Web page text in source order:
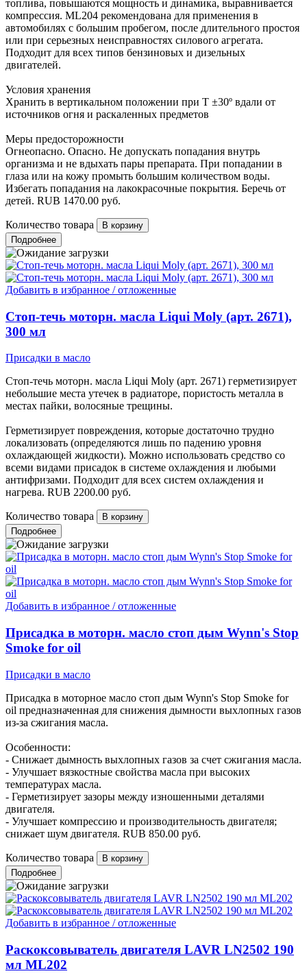
топлива, повышаются мощность и динамика, выравнивается
компрессия. ML204 рекомендована для применения в
автомобилях с большим пробегом, после длительного простоя
или при серьезных неисправностях силового агрегата.
Подходит для всех типов бензиновых и дизельных
двигателей.
Условия хранения
Хранить в вертикальном положении при Т ±30º вдали от
источников огня и раскаленных предметов
Меры предосторожности
Огнеопасно. Опасно. Не допускать попадания внутрь
организма и не вдыхать пары препарата. При попадании в
глаза или на кожу промыть большим количеством воды.
Избегать попадания на лакокрасочные покрытия. Беречь от
детей. RUB 1470.00 руб.
Количество товара
Подробнее
Добавить в избранное / отложенные
Стоп-течь моторн. масла Liqui Moly (арт. 2671),
300 мл
Присадки в масло
Стоп-течь моторн. масла Liqui Moly (арт. 2671) герметизирует
небольшие места утечек в радиаторе, пористость металла в
местах пайки, волосяные трещины.
Герметизирует повреждения, которые достаточно трудно
локализовать (определяются лишь по падению уровня
охлаждающей жидкости). Можно использовать средство со
всеми видами присадок в системе охлаждения и любыми
антифризами. Подходит для всех систем охлаждения и
нагрева. RUB 2200.00 руб.
Количество товара
Подробнее
Добавить в избранное / отложенные
Присадка в моторн. масло стоп дым Wynn's Stop
Smoke for oil
Присадки в масло
Присадка в моторное масло стоп дым Wynn's Stop Smoke for
oil предназначенная для снижения дымности выхлопных газов
из-за сжигания масла.
Особенности:
- Снижает дымность выхлопных газов за счет сжигания масла.
- Улучшает вязкостные свойства масла при высоких
температурах масла.
- Герметизирует зазоры между изношенными деталями
двигателя.
- Улучшает компрессию и производительность двигателя;
снижает шум двигателя. RUB 850.00 руб.
Количество товара
Подробнее
Добавить в избранное / отложенные
Раскоксовыватель двигателя LAVR LN2502 190
мл ML202